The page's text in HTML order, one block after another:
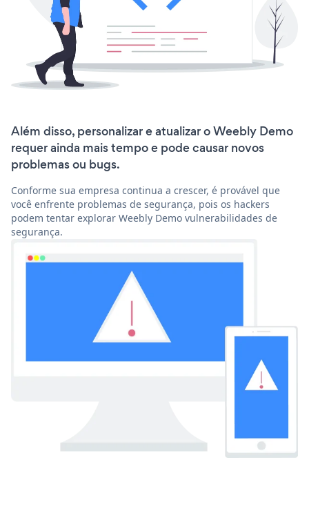
Além disso, personalizar e atualizar o Weebly Demo
requer ainda mais tempo e pode causar novos
problemas ou bugs.
Conforme sua empresa continua a crescer, é provável que
você enfrente problemas de segurança, pois os hackers
podem tentar explorar Weebly Demo vulnerabilidades de
segurança.